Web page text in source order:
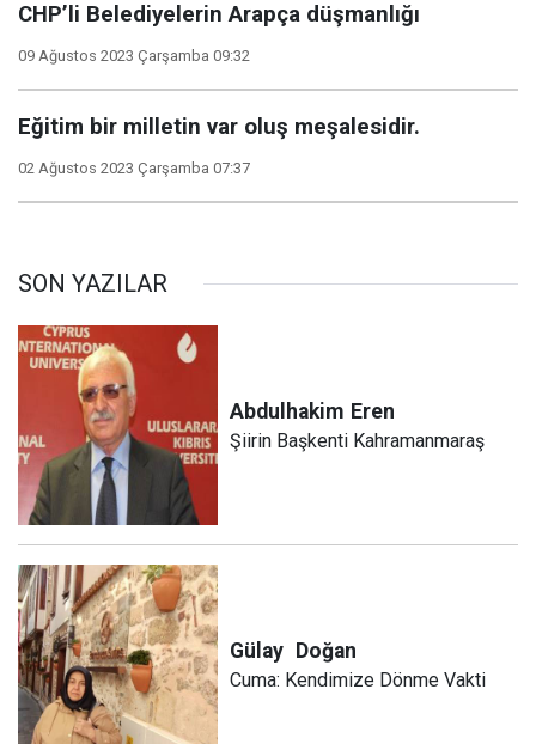
CHP’li Belediyelerin Arapça düşmanlığı
09 Ağustos 2023 Çarşamba 09:32
Eğitim bir milletin var oluş meşalesidir.
02 Ağustos 2023 Çarşamba 07:37
SON YAZILAR
Abdulhakim Eren
Şiirin Başkenti Kahramanmaraş
Gülay Doğan
Cuma: Kendimize Dönme Vakti